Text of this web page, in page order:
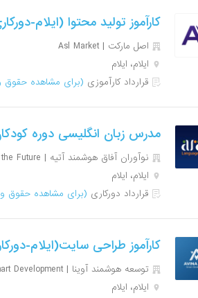
کارآموز تولید محتوا (ایلام-
اصل مارکت | Asl Market
ایلام، ایلام
قرارداد کارآموزی (برای مشاهده حقوق
مدرس زبان انگلیسی دوره
نوآوران آفاق هوشمند آتیه | Innovators of Smart Horizons of the Future
ایلام، ایلام
قرارداد دورکاری (برای مشاهده حقوق
کارآموز طراحی سایت(ایلام-
توسعه هوشمند آوینا | Avina Smart Development
ایلام، ایلام